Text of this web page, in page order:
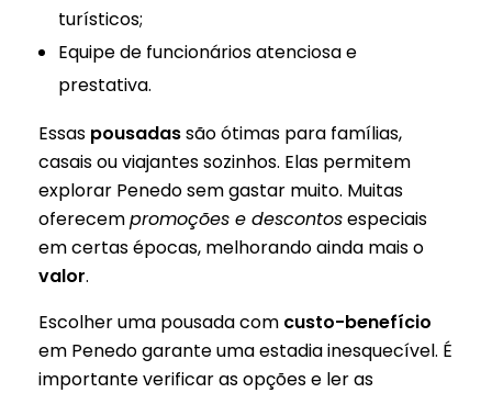
turísticos;
Equipe de funcionários atenciosa e
prestativa.
Essas pousadassão ótimas para famílias,
casais ou viajantes sozinhos. Elas permitem
explorar Penedo sem gastar muito. Muitas
oferecempromoções e descontosespeciais
em certas épocas, melhorando ainda mais o
valor.
Escolher uma pousada com custo-benefício
em Penedo garante uma estadia inesquecível. É
importante verificar as opções e ler as